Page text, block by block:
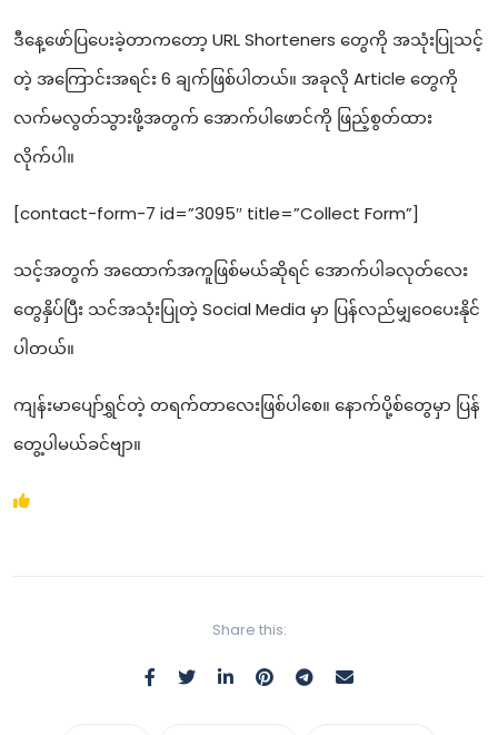
ဒီနေ့ဖော်ပြပေးခဲ့တာကတော့ URL Shorteners တွေကို အသုံးပြုသင့်
တဲ့ အကြောင်းအရင်း 6 ချက်ဖြစ်ပါတယ်။ အခုလို Article တွေကို
လက်မလွတ်သွားဖို့အတွက် အောက်ပါဖောင်ကို ဖြည့်စွတ်ထား
လိုက်ပါ။
[contact-form-7 id=”3095″ title=”Collect Form”]
သင့်အတွက် အထောက်အကူဖြစ်မယ်ဆိုရင် အောက်ပါခလုတ်လေး
တွေနှိပ်ပြီး သင်အသုံးပြုတဲ့ Social Media မှာ ပြန်လည်မျှဝေပေးနိုင်
ပါတယ်။
ကျန်းမာပျော်ရွှင်တဲ့ တရက်တာလေးဖြစ်ပါစေ။ နောက်ပို့စ်တွေမှာ ပြန်
တွေ့ပါမယ်ခင်ဗျာ။
Share this: